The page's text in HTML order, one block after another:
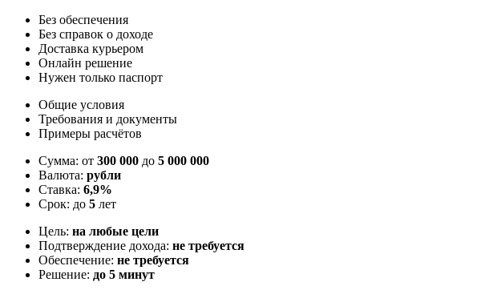
Без обеспечения
Без справок о доходе
Доставка курьером
Онлайн решение
Нужен только паспорт
Общие условия
Требования и документы
Примеры расчётов
Сумма: от 300 000 до 5 000 000
Валюта: рубли
Ставка: 6,9%
Срок: до 5 лет
Цель: на любые цели
Подтверждение дохода: не требуется
Обеспечение: не требуется
Решение: до 5 минут